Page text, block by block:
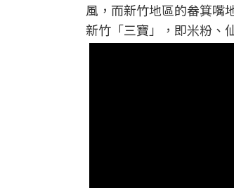
風，而新竹地區的畚箕嘴
新竹「三寶」，即米粉、